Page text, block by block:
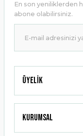
Ürün bilgilerinde
Ürün fiyatı diğer
Bu ürüne benzer
Üyelik
Kurumsal
En son yeniliklerden
abone olabilirsiniz.